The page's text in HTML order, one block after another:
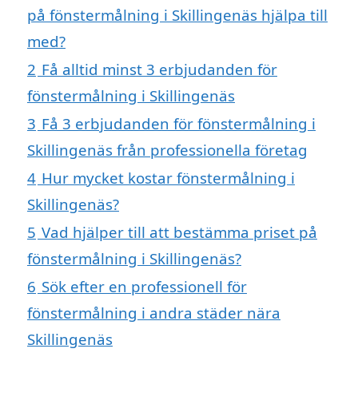
på fönstermålning i Skillingenäs hjälpa till
med?
2 Få alltid minst 3 erbjudanden för
fönstermålning i Skillingenäs
3 Få 3 erbjudanden för fönstermålning i
Skillingenäs från professionella företag
4 Hur mycket kostar fönstermålning i
Skillingenäs?
5 Vad hjälper till att bestämma priset på
fönstermålning i Skillingenäs?
6 Sök efter en professionell för
fönstermålning i andra städer nära
Skillingenäs